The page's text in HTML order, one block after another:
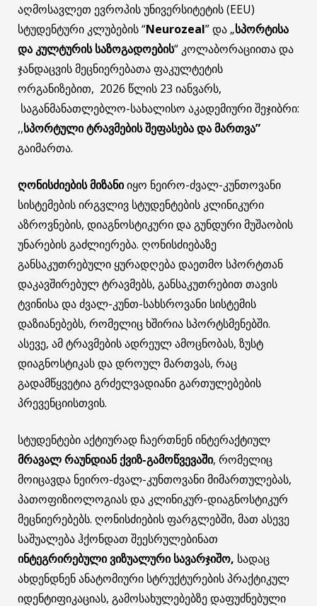
აღმოსავლეთ ევროპის უნივერსიტეტის (EEU)
სტუდენტური კლუბების “Neurozeal” და „სპორტისა
და კულტურის საზოგადოების“ კოლაბორაციითა და
ჯანდაცვის მეცნიერებათა ფაკულტეტის
ორგანიზებით, 2026 წლის 23 იანვარს,
საგანმანათლებლო-სახალისო აკადემიური შეჯიბრი:
,,სპორტული ტრავმების შეფასება და მართვა”
გაიმართა.
ღონისძიების მიზანიიყო ნეირო-ძვალ-კუნთოვანი
სისტემების ირგვლივ სტუდენტების კლინიკური
აზროვნების, დიაგნოსტიკური და გუნდური მუშაობის
უნარების გაძლიერება. ღონისძიებაზე
განსაკუთრებული ყურადღება დაეთმო სპორტთან
დაკავშირებულ ტრავმებს, განსაკუთრებით თავის
ტვინისა და ძვალ-კუნთ-სახსროვანი სისტემის
დაზიანებებს, რომელიც ხშირია სპორტსმენებში.
ასევე, ამ ტრავმების ადრეულ ამოცნობას, ზუსტ
დიაგნოსტიკას და დროულ მართვას, რაც
გადამწყვეტია გრძელვადიანი გართულებების
პრევენციისთვის.
სტუდენტები აქტიურად ჩაერთნენ ინტერაქტიულ
მრავალ რაუნდიან ქვიზ-გამოწვევაში, რომელიც
მოიცავდა ნეირო-ძვალ-კუნთოვანი მიმართულებას,
პათოფიზიოლოგიას და კლინიკურ-დიაგნოსტიკურ
მეცნიერებებს. ღონისძიების ფარგლებში, მათ ასევე
საშუალება ჰქონდათ შეესრულებინათ
ინტეგრირებული ვიზუალური სავარჯიშო, სადაც
ახდენდნენ ანატომიური სტრუქტურების პრაქტიკულ
იდენტიფიკაციას, გამოსახულებებზე დაფუძნებული